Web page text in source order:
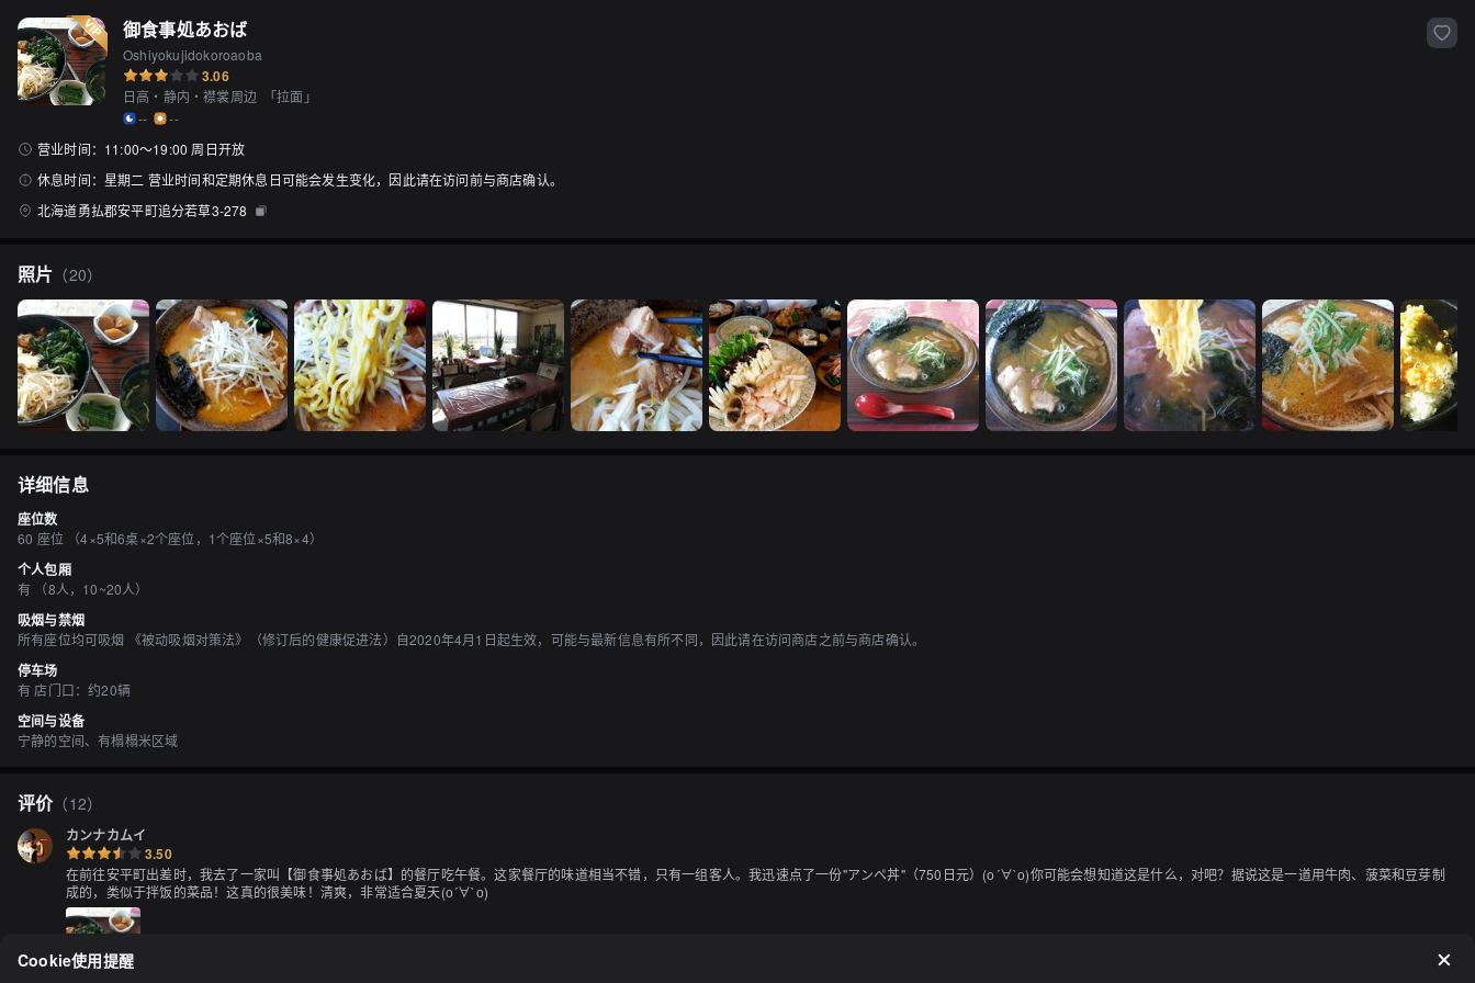
御食事処あおば
Oshiyokujidokoroaoba
3.06
日高・静内・襟裳周边 「拉面 」
--
--
营业时间： 11:00〜19:00 周日开放
休息时间： 星期二 营业时间和定期休息日可能会发生变化，因此请在访问前与商店确认。
北海道勇払郡安平町追分若草3-278
照片 （20）
详细信息
座位数
60 座位 （4×5和6桌×2个座位，1个座位×5和8×4）
个人包厢
有 （8人，10~20人）
吸烟与禁烟
所有座位均可吸烟 《被动吸烟对策法》（修订后的健康促进法）自2020年4月1日起生效，可能与最新信息有所不同，因此请在访问商店之前与商店确认。
停车场
有 店门口：约20辆
空间与设备
宁静的空间、有榻榻米区域
评价（12）
カンナカムイ
3.50
在前往安平町出差时，我去了一家叫【御食事処あおば】的餐厅吃午餐。这家餐厅的味道相当不错，只有一组客人。我迅速点了一份"アンペ丼"（750日元）(о´∀`о)你可能会想知道这是什么，对吧？据说这是一道用牛肉、菠菜和豆芽制
成的，类似于拌饭的菜品！这真的很美味！清爽，非常适合夏天(о´∀`о)
Cookie使用提醒